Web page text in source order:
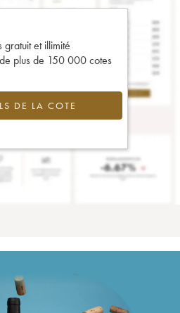
gratuit et illimité
plus de 150 000 cotes
DE LA COTE